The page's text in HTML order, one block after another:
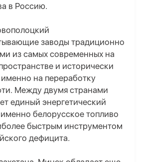
в Россию.
заводы традиционно
из самых современных на
и исторически
на переработку
Между двумя странами
единый энергетический
белорусское топливо
быстрым инструментом
дефицита.